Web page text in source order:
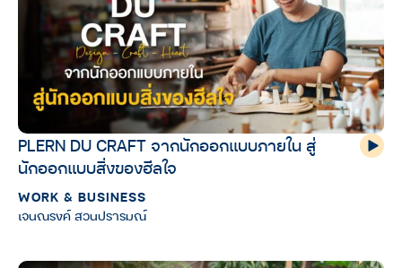
PLERN DU CRAFT จากนักออกแบบภายใน สู่
นักออกแบบสิ่งของฮีลใจ
WORK & BUSINESS
เจนณรงค์ สวนปรารมณ์